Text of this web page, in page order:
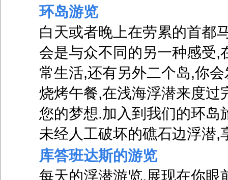
环岛游览
白天或者晚上在劳累的首都
会是与众不同的另一种感受,
常生活,还有另外二个岛,你
烧烤午餐,在浅海浮潜来度过
您的梦想.加入到我们的环岛
未经人工破坏的礁石边浮潜,
库答班达斯的游览
每天的浮潜游览,展现在你眼